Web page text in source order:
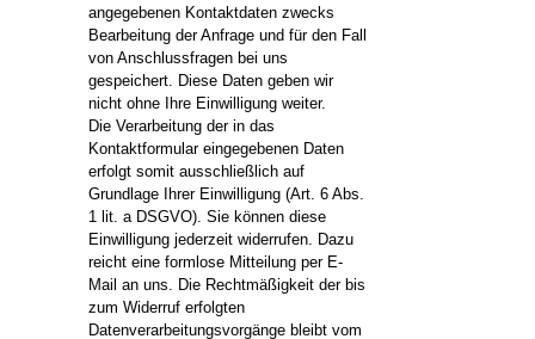
angegebenen Kontaktdaten zwecks
Bearbeitung der Anfrage und für den Fall
von Anschlussfragen bei uns
gespeichert. Diese Daten geben wir
nicht ohne Ihre Einwilligung weiter.
Die Verarbeitung der in das
Kontaktformular eingegebenen Daten
erfolgt somit ausschließlich auf
Grundlage Ihrer Einwilligung (Art. 6 Abs.
1 lit. a DSGVO). Sie können diese
Einwilligung jederzeit widerrufen. Dazu
reicht eine formlose Mitteilung per E-
Mail an uns. Die Rechtmäßigkeit der bis
zum Widerruf erfolgten
Datenverarbeitungsvorgänge bleibt vom